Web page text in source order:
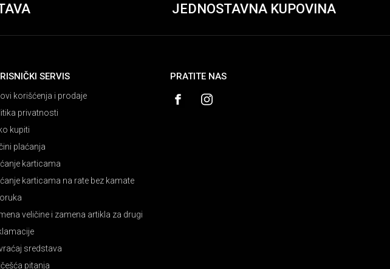
JEDNOSTAVNA KUPOVINA
SERVIS
korišćenja i prodaje
privatnosti
kupiti
plaćanja
karticama
karticama na rate bez kamate
veličine i zamena artikla za drugi
sredstava
pitanja
PRATITE NAS